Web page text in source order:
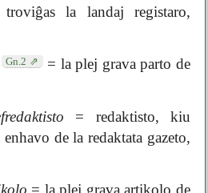
la landaj registaro,
Gn.2
= la plej grava parto de
= redaktisto, kiu
de la redaktata gazeto,
= la plej grava artikolo de